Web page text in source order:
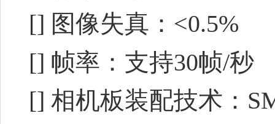
[] 图像失真：<0.5%
[] 帧率：支持30帧/秒
[] 相机板装配技术：